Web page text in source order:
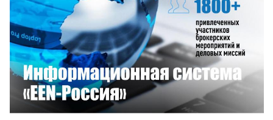
Смотреть проект